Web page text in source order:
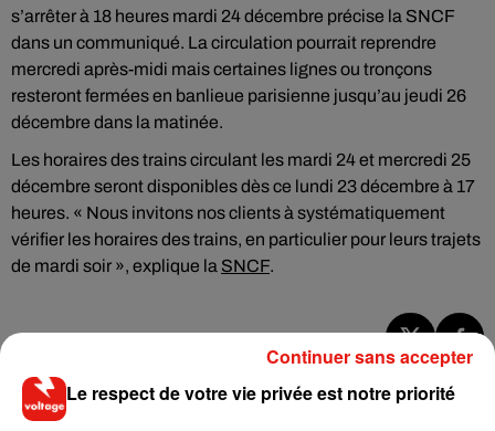
s’arrêter à 18 heures mardi 24 décembre précise la SNCF
dans un communiqué. La circulation pourrait reprendre
mercredi après-midi mais certaines lignes ou tronçons
resteront fermées en banlieue parisienne jusqu’au jeudi 26
décembre dans la matinée.
Les horaires des trains circulant les mardi 24 et mercredi 25
décembre seront disponibles dès ce lundi 23 décembre à 17
heures. « Nous invitons nos clients à systématiquement
vérifier les horaires des trains, en particulier pour leurs trajets
de mardi soir », explique la SNCF.
Musique
Le respect de votre vie privée est notre priorité
Continuer sans accepter